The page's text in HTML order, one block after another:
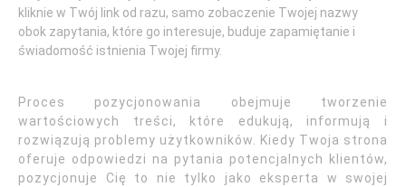
kliknie w Twój link od razu, samo zobaczenie Twojej nazwy
obok zapytania, które go interesuje, buduje zapamiętanie i
świadomość istnienia Twojej firmy.
Proces pozycjonowania obejmuje tworzenie
wartościowych treści, które edukują, informują i
rozwiązują problemy użytkowników. Kiedy Twoja strona
oferuje odpowiedzi na pytania potencjalnych klientów,
pozycjonuje Cię to nie tylko jako eksperta w swojej